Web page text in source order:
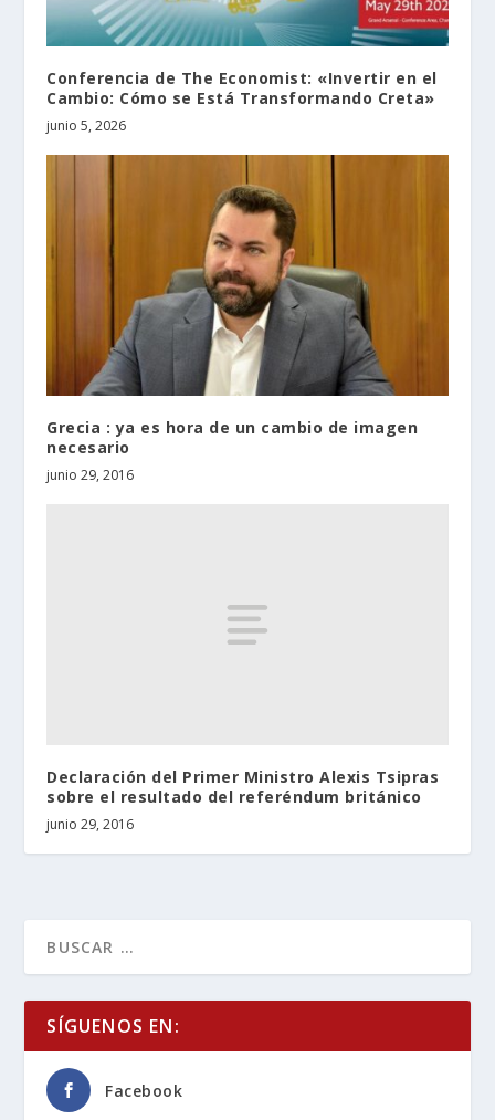
Conferencia de The Economist: «Invertir en el
Cambio: Cómo se Está Transformando Creta»
junio 5, 2026
Grecia : ya es hora de un cambio de imagen
necesario
junio 29, 2016
Declaración del Primer Ministro Alexis Tsipras
sobre el resultado del referéndum británico
junio 29, 2016
SÍGUENOS EN:
Facebook